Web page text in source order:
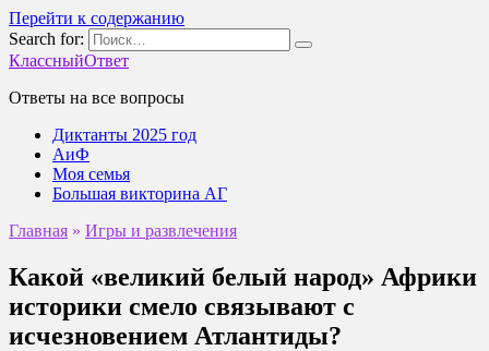
Перейти к содержанию
Search for:
КлассныйОтвет
Ответы на все вопросы
Диктанты 2025 год
АиФ
Моя семья
Большая викторина АГ
Главная » Игры и развлечения
Какой «великий белый народ» Африки
историки смело связывают с
исчезновением Атлантиды?